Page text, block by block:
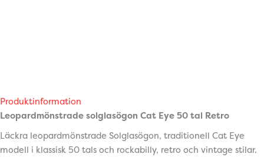
Produktinformation
Leopardmönstrade solglasögon Cat Eye 50 tal Retro
Läckra leopardmönstrade Solglasögon, traditionell Cat Eye
modell i klassisk 50 tals och rockabilly, retro och vintage stilar.